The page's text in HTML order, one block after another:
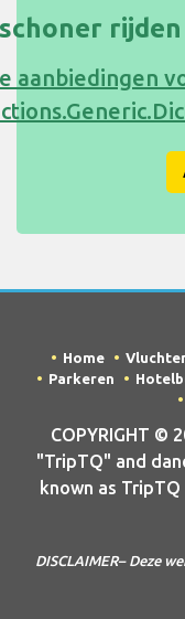
aanbiedingen
Home
Parkeren
COPYRIGHT ©
"TripTQ" and
known as
DISCLAIMER– Deze